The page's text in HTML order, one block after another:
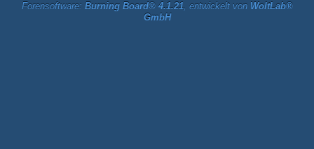
Forensoftware: Burning Board® 4.1.21, entwickelt von WoltLab®
GmbH